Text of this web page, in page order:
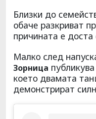
Близки до
обаче разкриват
причината е доста
Малко след
Зорница
което двамата
демонстрират